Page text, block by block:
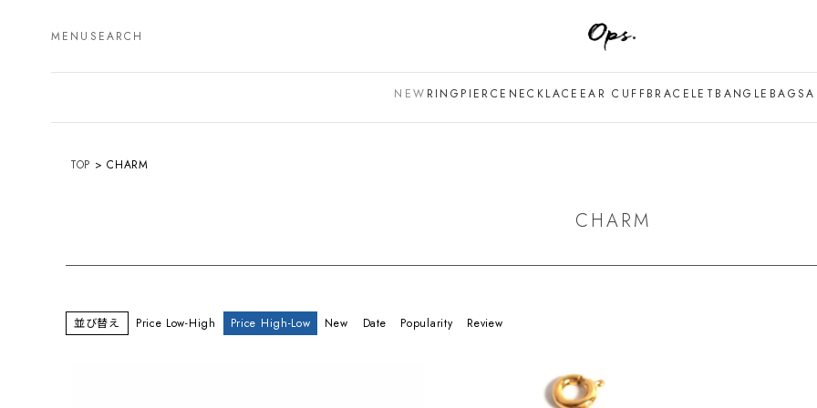
MENU SEARCH
NEW RING PIERCE NECKLACE EAR CUFFBRACELET BANGLE BAG
TOP CHARM
CHARM
並び替え Price Low-High Price High-Low New Date Popularity Review